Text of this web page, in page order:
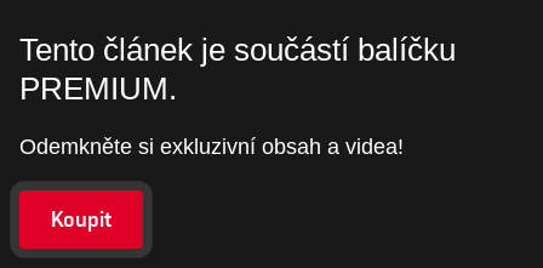
Tento článek je součástí balíčku
PREMIUM.
Odemkněte si exkluzivní obsah a videa!
Koupit